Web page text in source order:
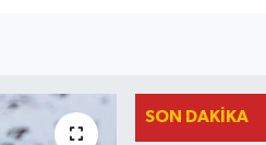
SON DAKIKA